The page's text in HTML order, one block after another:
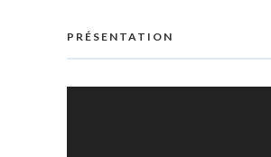
PRÉSENTATION